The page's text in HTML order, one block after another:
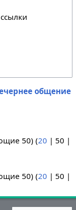
общение
50) (20 | 50 |
50) (20 | 50 |